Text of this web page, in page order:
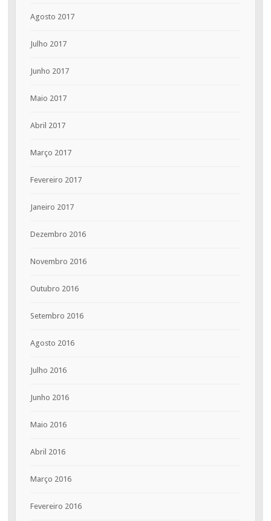
Agosto 2017
Julho 2017
Junho 2017
Maio 2017
Abril 2017
Março 2017
Fevereiro 2017
Janeiro 2017
Dezembro 2016
Novembro 2016
Outubro 2016
Setembro 2016
Agosto 2016
Julho 2016
Junho 2016
Maio 2016
Abril 2016
Março 2016
Fevereiro 2016